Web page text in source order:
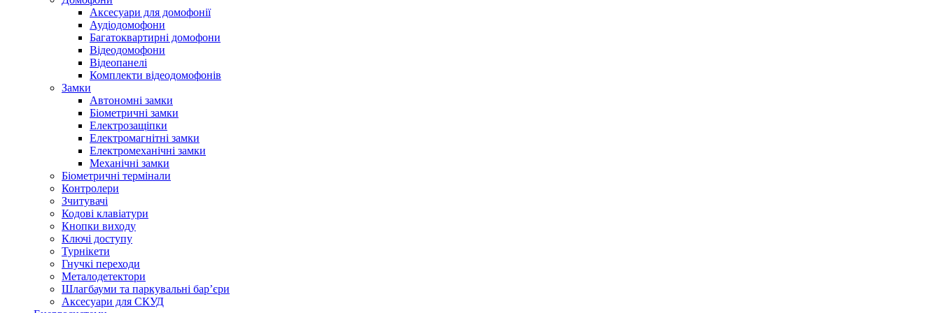
Аксесуари для домофонії
Аудіодомофони
Багатоквартирні домофони
Відеодомофони
Відеопанелі
Комплекти відеодомофонів
Замки
Автономні замки
Біометричні замки
Електрозащіпки
Електромагнітні замки
Електромеханічні замки
Механічні замки
Біометричні термінали
Контролери
Зчитувачі
Кодові клавіатури
Кнопки виходу
Ключі доступу
Турнікети
Гнучкі переходи
Металодетектори
Шлагбауми та паркувальні бар’єри
Аксесуари для СКУД